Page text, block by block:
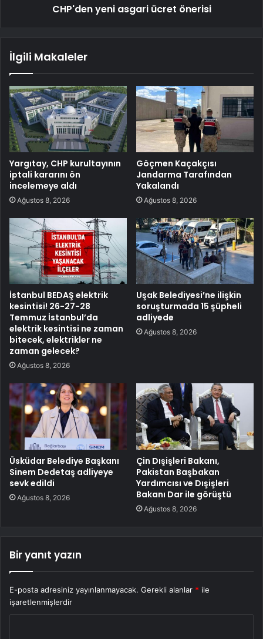
CHP'den yeni asgari ücret önerisi
İlgili Makaleler
Yargıtay, CHP kurultayının
iptali kararını ön
incelemeye aldı
Ağustos 8, 2026
Göçmen Kaçakçısı
Jandarma Tarafından
Yakalandı
Ağustos 8, 2026
İstanbul BEDAŞ elektrik
kesintisi! 26-27-28
Temmuz İstanbul’da
elektrik kesintisi ne zaman
bitecek, elektrikler ne
zaman gelecek?
Ağustos 8, 2026
Uşak Belediyesi’ne ilişkin
soruşturmada 15 şüpheli
adliyede
Ağustos 8, 2026
Üsküdar Belediye Başkanı
Sinem Dedetaş adliyeye
sevk edildi
Ağustos 8, 2026
Çin Dışişleri Bakanı,
Pakistan Başbakan
Yardımcısı ve Dışişleri
Bakanı Dar ile görüştü
Ağustos 8, 2026
Bir yanıt yazın
E-posta adresiniz yayınlanmayacak. Gerekli alanlar * ile
işaretlenmişlerdir